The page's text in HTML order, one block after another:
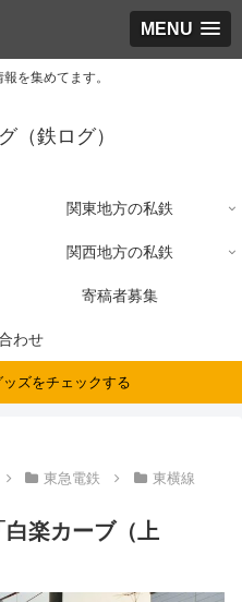
MENU
を集めてます。
（鉄ログ）
関東地方の私鉄
関西地方の私鉄
寄稿者募集
わせ
ズをチェックする
東急電鉄 東横線
楽カーブ（上